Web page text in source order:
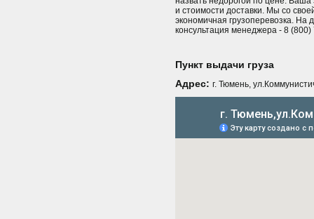
и стоимости доставки. Мы со
экономичная грузоперевозка.
консультация менеджера - 8 (800)
Пункт выдачи груза
Адрес: г. Тюмень,